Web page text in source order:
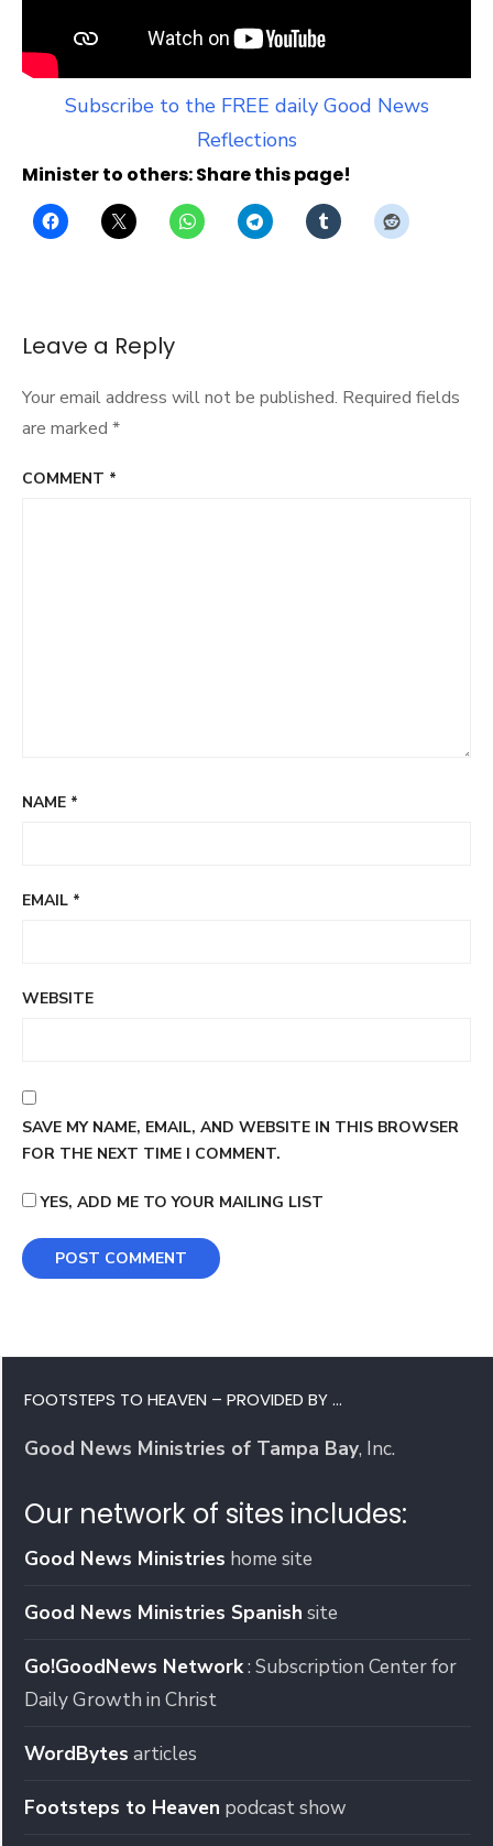
Subscribe to the FREE daily Good News
Reflections
Minister to others: Share this page!
Leave a Reply
Your email address will not be published. Required fields
are marked *
COMMENT *
NAME *
EMAIL *
WEBSITE
SAVE MY NAME, EMAIL, AND WEBSITE IN THIS BROWSER
FOR THE NEXT TIME I COMMENT.
YES, ADD ME TO YOUR MAILING LIST
FOOTSTEPS TO HEAVEN – PROVIDED BY …
Good News Ministries of Tampa Bay, Inc.
Our network of sites includes:
Good News Ministries home site
Good News Ministries Spanish site
Go!GoodNews Network: Subscription Center for
Daily Growth in Christ
WordBytes articles
Footsteps to Heaven podcast show